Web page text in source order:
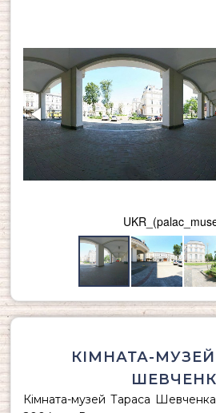
КІМНАТА-
Кімната-музей Тараса Шевченка